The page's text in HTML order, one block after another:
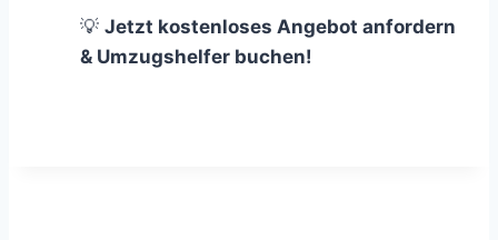
💡 Jetzt kostenloses Angebot anfordern
& Umzugshelfer buchen!